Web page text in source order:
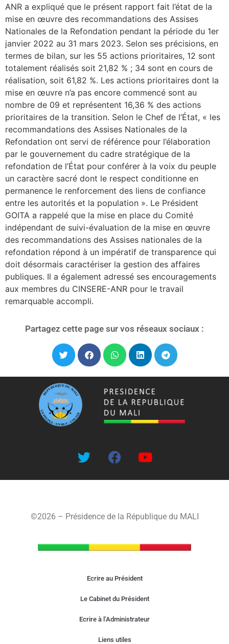
ANR a expliqué que le présent rapport fait l’état de la
mise en œuvre des recommandations des Assises
Nationales de la Refondation pendant la période du 1er
janvier 2022 au 31 mars 2023. Selon ses précisions, en
termes de bilan, sur les 55 actions prioritaires, 12 sont
totalement réalisés soit 21,82 % ; 34 sont en cours de
réalisation, soit 61,82 %. Les actions prioritaires dont la
mise en œuvre n’a pas encore commencé sont au
nombre de 09 et représentent 16,36 % des actions
prioritaires de la transition. Selon le Chef de l’État, « les
recommandations des Assises Nationales de la
Refondation ont servi de référence pour l’élaboration
par le gouvernement du cadre stratégique de la
refondation de l’État pour conférer à la voix du peuple
un caractère sacré dont le respect conditionne en
permanence le renforcement des liens de confiance
entre les autorités et la population ». Le Président
GOITA a rappelé que la mise en place du Comité
indépendant de suivi-évaluation de la mise en œuvre
des recommandations des Assises nationales de la
refondation répond à un impératif de transparence qui
doit désormais caractériser la gestion des affaires
publiques. Il a également adressé ses encouragements
aux membres du CINSERE-ANR pour le travail
remarquable accompli.
Partagez cette page sur vos réseaux sociaux :
©2026 – Présidence de la République du MALI
Ecrire au Président
Le Cabinet du Président
Ecrire à l’Administrateur
Liens utiles